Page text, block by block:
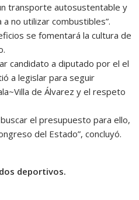
transporte autosustentable y
no utilizar combustibles”.
se fomentará la cultura de
candidato a diputado por el el
a legislar para seguir
de Álvarez y el respeto
el presupuesto para ello,
del Estado”, concluyó.
deportivos.